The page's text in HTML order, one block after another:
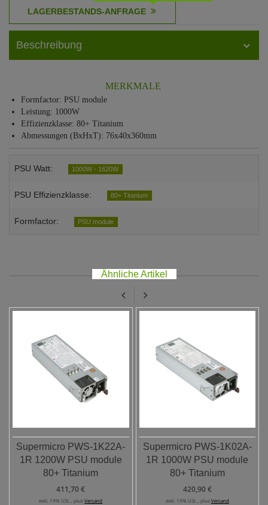
Beschreibung
MERKMALE
Formfactor: PSU module
Leistung: 1000W
Effizienzklasse: 80+ Titanium
Abmessungen (BxHxT): 76x40x360mm
PSU Watt: 1000W - 1620W
PSU Effizienzklasse: 80+ Titanium
Formfactor: PSU module
Ähnliche Artikel
Supermicro PWS-1K22A-
1R 1200W PSU module
80+ Titanium
411,70 €
exkl. 19% USt. , plusVersand
Supermicro PWS-1K02A-
1R 1000W PSU module
80+ Titanium
420,90 €
exkl. 19% USt. , plus Versand